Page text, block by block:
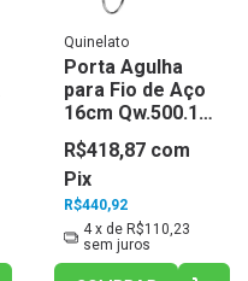
Quinelato
Porta Agulha
para Fio de Aço
16cm Qw.500.16
- Quinelato
R$440,92
R$418,87 com
Pix
4 x de R$110,23
sem juros